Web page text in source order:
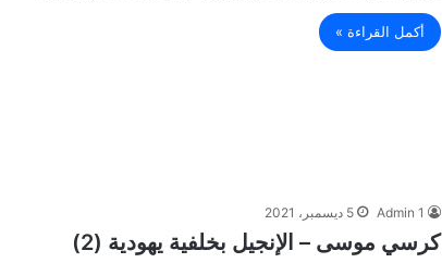
أكمل القراءة »
Admin 1 5 ديسمبر، 2021
كرسي موسى – الإنجيل بخلفية يهودية (2)